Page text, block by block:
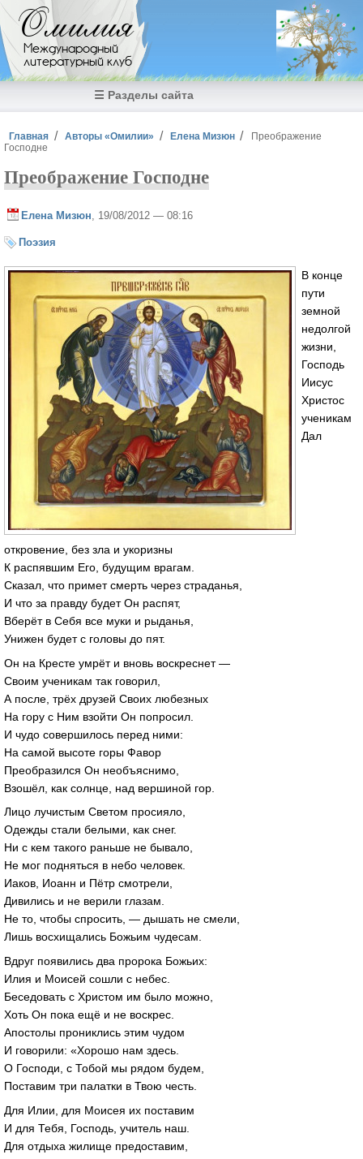
Перейти к основному содержанию
Омилия
Международный
литературный клуб
☰ Разделы сайта
Вы здесь
Главная Авторы «Омилии» Елена Мизюн
Преображение
Господне
Преображение Господне
Елена Мизюн , 19/08/2012 — 08:16
Поэзия
В конце
пути
земной
недолгой
жизни,
Господь
Иисус
Христос
ученикам
Дал
откровение, без зла и укоризны
К распявшим Его, будущим врагам.
Сказал, что примет смерть через страданья,
И что за правду будет Он распят,
Вберёт в Себя все муки и рыданья,
Унижен будет с головы до пят.
Он на Кресте умрёт и вновь воскреснет —
Своим ученикам так говорил,
А после, трёх друзей Своих любезных
На гору с Ним взойти Он попросил.
И чудо совершилось перед ними:
На самой высоте горы Фавор
Преобразился Он необъяснимо,
Взошёл, как солнце, над вершиной гор.
Лицо лучистым Светом просияло,
Одежды стали белыми, как снег.
Ни с кем такого раньше не бывало,
Не мог подняться в небо человек.
Иаков, Иоанн и Пётр смотрели,
Дивились и не верили глазам.
Не то, чтобы спросить, — дышать не смели,
Лишь восхищались Божьим чудесам.
Вдруг появились два пророка Божьих:
Илия и Моисей сошли с небес.
Беседовать с Христом им было можно,
Хоть Он пока ещё и не воскрес.
Апостолы прониклись этим чудом
И говорили: «Хорошо нам здесь.
О Господи, с Тобой мы рядом будем,
Поставим три палатки в Твою честь.
Для Илии, для Моисея их поставим
И для Тебя, Господь, учитель наш.
Для отдыха жилище предоставим,